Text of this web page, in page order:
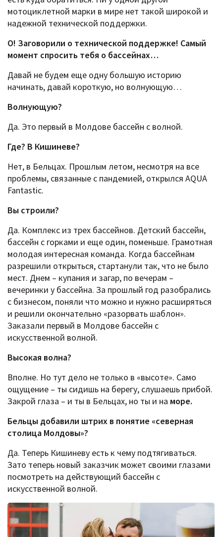
мотоциклетной марки в мире нет такой широкой и
надежной технической поддержки.
О! Заговорили о технической поддержке! Самый
момент спросить тебя о бассейнах…
Давай не будем еще одну большую историю
начинать, давай короткую, но волнующую…
Волнующую?
Да. Это первый в Молдове бассейн с волной.
Где? В Кишиневе?
Нет, в Бельцах. Прошлым летом, несмотря на все
проблемы, связанные с пандемией, открылся AQUA
Fantastic.
Вы строили?
Да. Комплекс из трех бассейнов. Детский бассейн,
бассейн с горками и еще один, поменьше. Грамотная
молодая интересная команда. Когда бассейнам
разрешили открыться, стартанули так, что не было
мест. Днем – купания и загар, по вечерам –
вечеринки у бассейна. За прошлый год разобрались
с бизнесом, поняли что можно и нужно расширяться
и решили окончательно «разорвать шаблон».
Заказали первый в Молдове бассейн с
искусственной волной.
Высокая волна?
Вполне. Но тут дело не только в «высоте». Само
ощущение – ты сидишь на берегу, слушаешь прибой.
Закрой глаза – и ты в Бельцах, но ты и на море.
Бельцы добавили штрих в понятие «северная
столица Молдовы»?
Да. Теперь Кишиневу есть к чему подтягиваться.
Зато теперь новый заказчик может своими глазами
посмотреть на действующий бассейн с
искусственной волной.